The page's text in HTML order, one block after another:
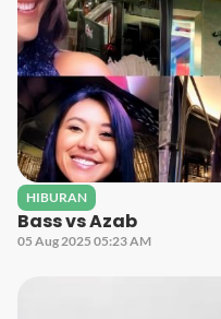
HIBURAN
Bass vs Azab
05 Aug 2025 05:23 AM